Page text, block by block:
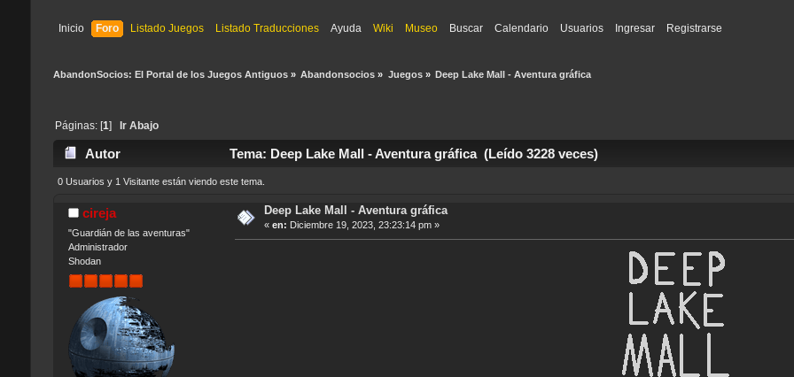
Inicio Foro Listado Juegos Listado Traducciones Ayuda Wiki Museo Buscar Calendario Usuarios Ingresar Registrarse
AbandonSocios: El Portal de los Juegos Antiguos» Abandonsocios » Juegos» Deep Lake Mall - Aventura gráfica
Páginas: [ 1 Ir Abajo
Autor Tema: Deep Lake Mall - Aventura gráfica (Leído 3228 veces)
0 Usuarios y 1 Visitante están viendo este tema.
cireja
"Guardián de las aventuras"
Administrador
Shodan
Deep Lake Mall - Aventura gráfica
« en: Diciembre 19, 2023, 23:23:14 pm »